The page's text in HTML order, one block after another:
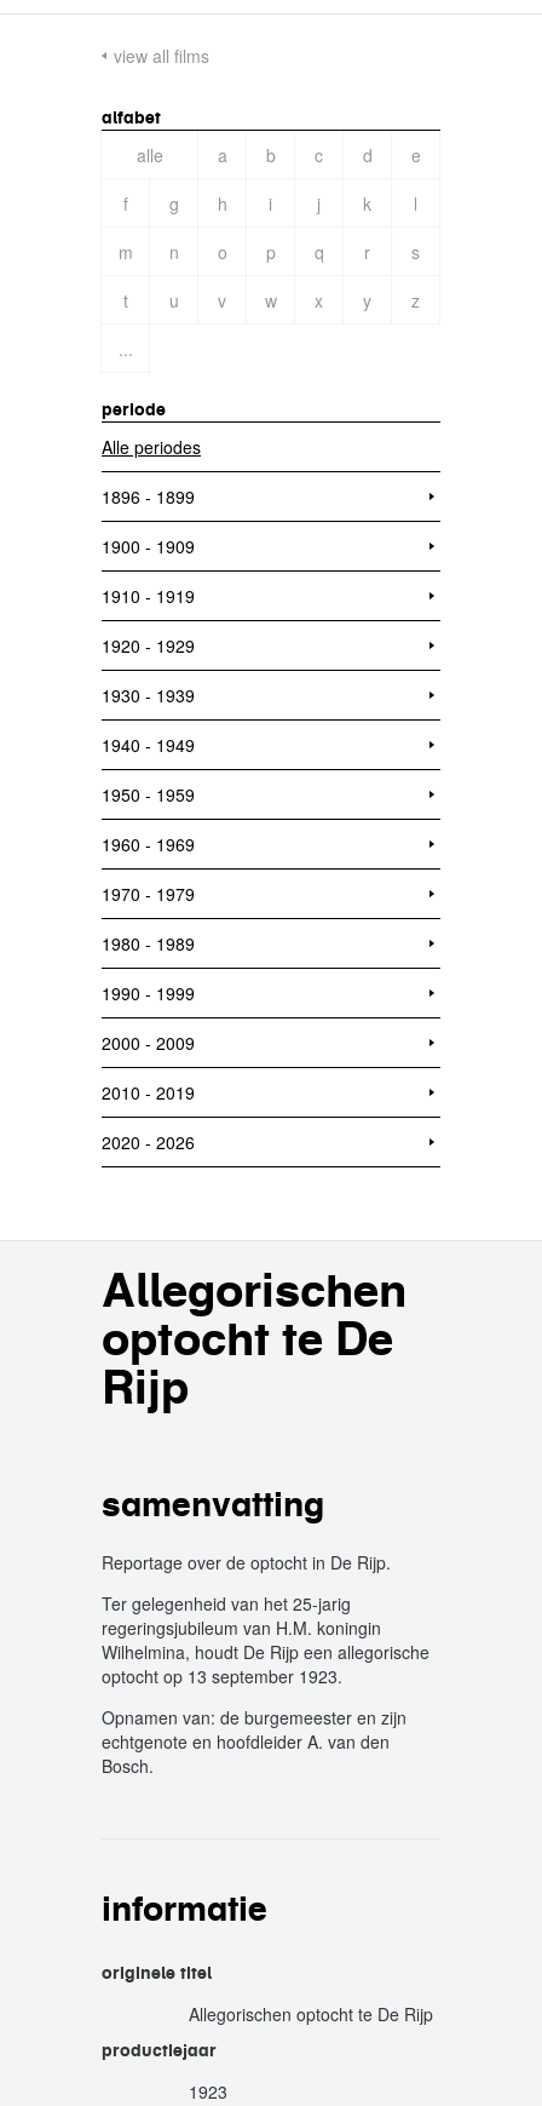
view all films
alfabet
alle a b c d
e
f
g h i j k
l
m
n o p q r
s
t
u v w x y
z
...
periode
Alle periodes
1896 - 1899
1900 - 1909
1910 - 1919
1920 - 1929
1930 - 1939
1940 - 1949
1950 - 1959
1960 - 1969
1970 - 1979
1980 - 1989
1990 - 1999
2000 - 2009
2010 - 2019
2020 - 2026
Allegorischen
optocht te De
Rijp
samenvatting
Reportage over de optocht in De Rijp.
Ter gelegenheid van het 25-jarig
regeringsjubileum van H.M. koningin
Wilhelmina, houdt De Rijp een allegorische
optocht op 13 september 1923.
Opnamen van: de burgemeester en zijn
echtgenote en hoofdleider A. van den
Bosch.
informatie
originele titel
Allegorischen optocht te De Rijp
productiejaar
1923